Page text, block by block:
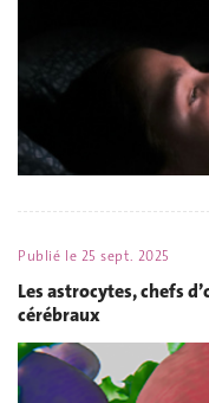
Publié le 25 sept. 2025
Les astrocytes, chefs
cérébraux